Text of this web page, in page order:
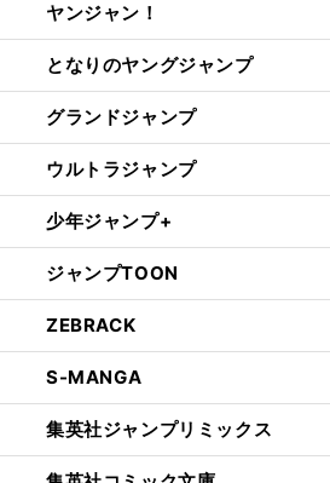
ヤンジャン！
となりのヤングジャンプ
グランドジャンプ
ウルトラジャンプ
少年ジャンプ+
ジャンプTOON
ZEBRACK
S-MANGA
集英社ジャンプリミックス